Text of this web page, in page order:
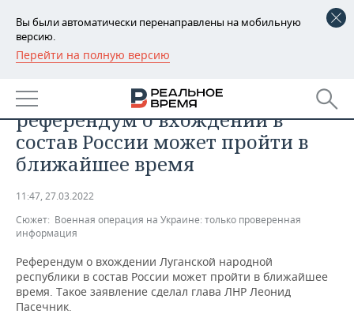
Вы были автоматически перенаправлены на мобильную
версию.
Перейти на полную версию
РЕГИОНЫ
БАШКОРТОСТАН
ТАТАРСТАН
УДМУРТИЯ
НОВОСТИ
АНАЛИТИКА
НОВОСТИ АНАЛИТИКИ
ДЕКЛАРАЦИИ О ДОХОДАХ
КОРОЛИ ГОСЗАКАЗА ПФО
ВУЗЫ ТАТАРСТАНА
КОМУ ПРИНАДЛЕЖАТ
ЭКОНОМИКА
НОВОСТИ ЭКОНОМИКИ
ФИНАНСЫ
БАНКИ
БЮДЖЕТ
ПРОМЫШЛЕННОСТЬ
НОВОСТИ
АГРОПРОМ
НЕДВИЖИМОСТЬ
НОВОСТИ НЕДВИЖИМОСТИ
АВТО
НОВОСТИ АВТО
БИЗНЕС
Глава ЛНР Пасечник:
референдум о вхождении в
состав России может пройти в
ближайшее время
11:47, 27.03.2022
Сюжет: Военная операция на Украине: только проверенная
информация
Референдум о вхождении Луганской народной
республики в состав России может пройти в ближайшее
время. Такое заявление сделал глава ЛНР Леонид
Пасечник.